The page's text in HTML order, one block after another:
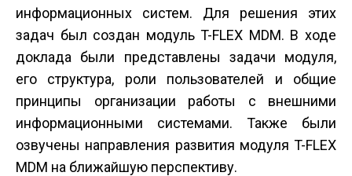
информационных систем. Для решения этих
задач был создан модуль T-FLEX MDM. В ходе
доклада были представлены задачи модуля,
его структура, роли пользователей и общие
принципы организации работы с внешними
информационными системами. Также были
озвучены направления развития модуля T-FLEX
MDM на ближайшую перспективу.